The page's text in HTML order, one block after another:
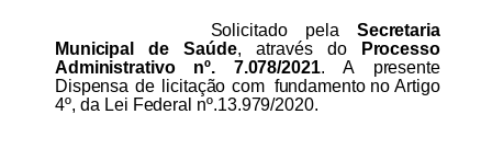
Solicitado pela
Secretaria
Municipal
de Saúde, através do
Processo
Administrativo
nº. 7.078/2021. A
presente
Dispensa de licitação com fundamento no Artigo
4º, da Lei Federal nº.13.979/2020.